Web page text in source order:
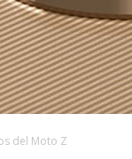
del Moto Z